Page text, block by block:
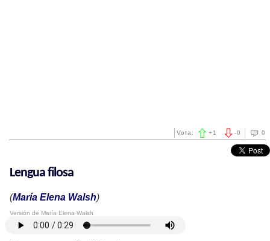
0
-0
Vota: +1
Lengua filosa
(María Elena Walsh)
Versión de María Elena Walsh